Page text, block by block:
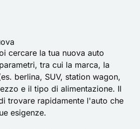
cercare la tua nuova auto
tra cui la marca, la
berlina, SUV, station wagon,
e il tipo di alimentazione. Il
trovare rapidamente l'auto che
esigenze.